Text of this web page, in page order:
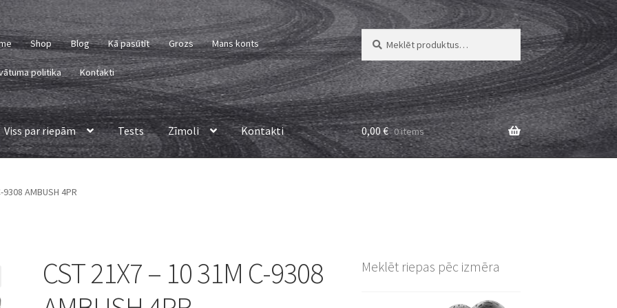
Shop Blog Kā pasūtīt Grozs Mans konts
politika Kontakti
Meklēt:
Meklēt
Viss par riepām Tests Zīmoli Kontakti 0,00€ 0 items
AMBUSH 4PR
CST 21X7 – 10 31M C-9308
Meklēt riepas pēc izmēra